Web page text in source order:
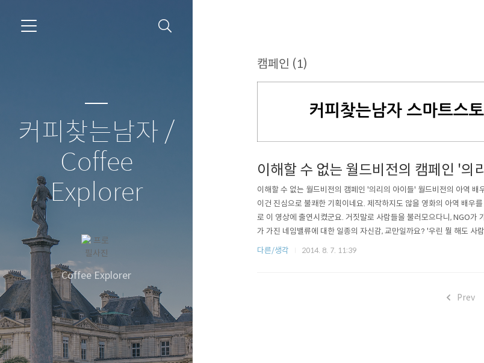
커피찾는남자 /
Coffee
Explorer
Coffee Explorer
캠페인 (1)
이해할 수 없는 월드비전의 캠페인 '의
이해할 수 없는 월드비전의 캠페인 '의리의 아이들' 월드비전의 아역
이건 진심으로 불쾌한 기획이네요. 제작하지도 않을 영화의 아역 배우
로 이 영상에 출연시켰군요. 거짓말로 사람들을 불러모으다니, NGO가
가 가진 네임밸류에 대한 일종의 자신감, 교만일까요? '우린 뭘 해도 사
로, 진심으로, 사람들을 모아 내야합니다. 이번 기획은 일종의 '사기'입니
다른/생각 2014. 8. 7. 11:39
Prev